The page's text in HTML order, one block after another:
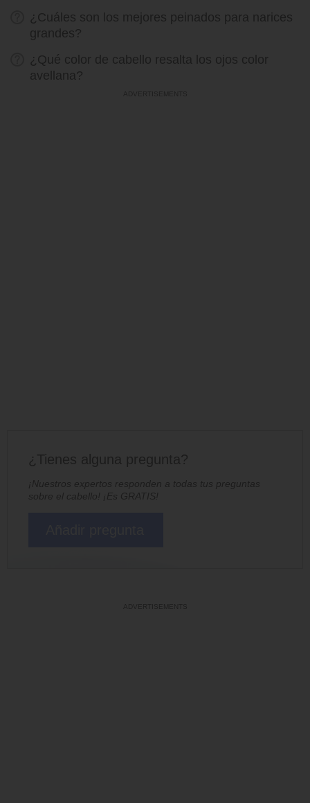
¿Cuáles son los mejores peinados para narices
grandes?
¿Qué color de cabello resalta los ojos color
avellana?
¿Tienes alguna pregunta?
¡Nuestros expertos responden a todas tus preguntas
sobre el cabello! ¡Es GRATIS!